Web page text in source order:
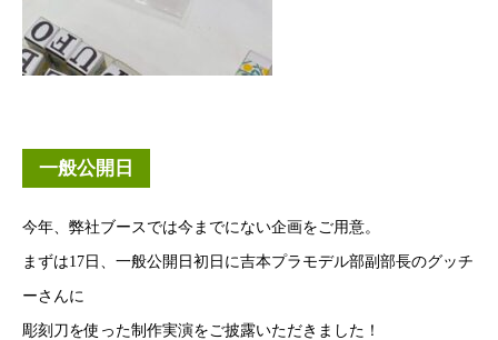
一般公開日
今年、弊社ブースでは今までにない企画をご用意。
まずは17日、一般公開日初日に吉本プラモデル部副部長のグッチ
ーさんに
彫刻刀を使った制作実演をご披露いただきました！